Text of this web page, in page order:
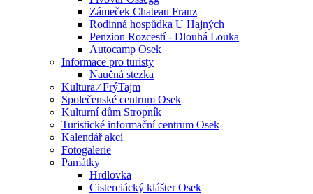
Zámeček Chateau Franz
Rodinná hospůdka U Hajných
Penzion Rozcestí - Dlouhá Louka
Autocamp Osek
Informace pro turisty
Naučná stezka
Kultura ⁄ FrýTajm
Společenské centrum Osek
Kulturní dům Stropník
Turistické informační centrum Osek
Kalendář akcí
Fotogalerie
Památky
Hrdlovka
Cisterciácký klášter Osek